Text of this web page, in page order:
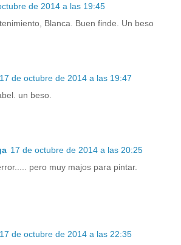
de 2014 a las 19:45
Blanca. Buen finde. Un beso
17 de octubre de 2014 a las 19:47
un beso.
17 de octubre de 2014 a las 20:25
pero muy majos para pintar.
17 de octubre de 2014 a las 22:35